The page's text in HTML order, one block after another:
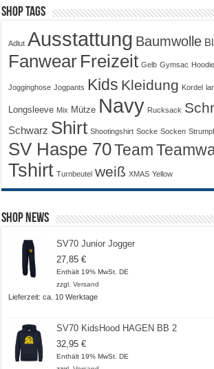
Shop Tags
Adlut Ausstattung Baumwolle
Fanwear Freizeit Gelb Gymsac Hoodie
Jogginghose Jogpants Kids Kleidung Kordel
Longsleeve Mix Mütze Navy Rucksack
Schwarz Shirt Shootingshirt Socke Socken Strumpf
SV Haspe 70Team
Tshirt Turnbeutel weiß XMAS Yellow
Shop News
SV70 Junior Jogger
27,85€
Enthält 19% MwSt. DE
zzgl.Versand
Lieferzeit: ca. 10 Werktage
SV70 KidsHood HAGEN BB 2
32,95€
Enthält 19% MwSt. DE